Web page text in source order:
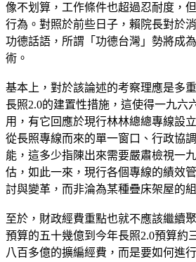
像不划算，工作條件也超過忍耐度，
行為。對照於前些日子，賴院長對於
功德話語，所謂「功德台灣」勢將成
術。
基本上，對於該論述的考察理應是多
長照2.0的建置性措施，這使得一九六
用，有它回應於現行林林總總專線設
從長照專線而來的單一窗口、行政協
能，這多少指陳出來需要嚴肅檢視一
估，如此一來，現行各個專線的績效
討與變革，而非淪為某種疊床架屋的
至於，財政經費重點也就不應該繼續
預算的五十幾億到今年長照2.0預算約
八百多億的擴編經費，而是要如何進